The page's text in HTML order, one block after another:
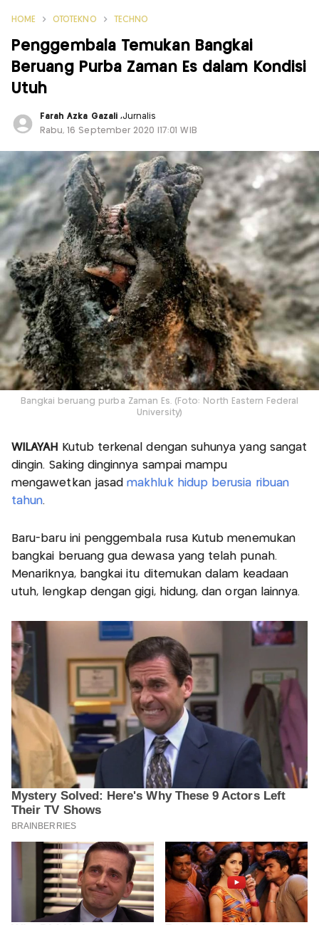
HOME OTOTEKNO TECHNO
Penggembala Temukan Bangkai
Beruang Purba Zaman Es dalam Kondisi
Utuh
Farah Azka Gazali ,Jurnalis
Rabu, 16 September 2020 |17:01 WIB
Bangkai beruang purba Zaman Es. (Foto: North Eastern Federal
University)
WILAYAH
Kutub terkenal dengan suhunya yang sangat
dingin. Saking dinginnya sampai mampu
mengawetkan jasadmakhluk hidup berusia ribuan
tahun.
Baru-baru ini penggembala rusa Kutub menemukan
bangkai beruang gua dewasa yang telah punah.
Menariknya, bangkai itu ditemukan dalam keadaan
utuh, lengkap dengan gigi, hidung, dan organ lainnya.